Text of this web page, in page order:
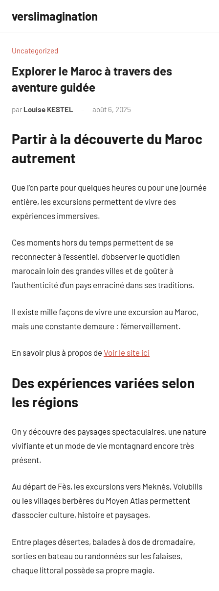
contenu
verslimagination
Uncategorized
Explorer le Maroc à travers des
aventure guidée
par Louise KESTEL août 6, 2025
Partir à la découverte du Maroc
autrement
Que l’on parte pour quelques heures ou pour une journée
entière, les excursions permettent de vivre des
expériences immersives.
Ces moments hors du temps permettent de se
reconnecter à l’essentiel, d’observer le quotidien
marocain loin des grandes villes et de goûter à
l’authenticité d’un pays enraciné dans ses traditions.
Il existe mille façons de vivre une excursion au Maroc,
mais une constante demeure : l’émerveillement.
En savoir plus à propos de Voir le site ici
Des expériences variées selon
les régions
On y découvre des paysages spectaculaires, une nature
vivifiante et un mode de vie montagnard encore très
présent.
Au départ de Fès, les excursions vers Meknès, Volubilis
ou les villages berbères du Moyen Atlas permettent
d’associer culture, histoire et paysages.
Entre plages désertes, balades à dos de dromadaire,
sorties en bateau ou randonnées sur les falaises,
chaque littoral possède sa propre magie.